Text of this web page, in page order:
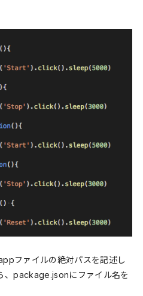
ファイルの絶対パスを記述し
、package.jsonにファイル名を